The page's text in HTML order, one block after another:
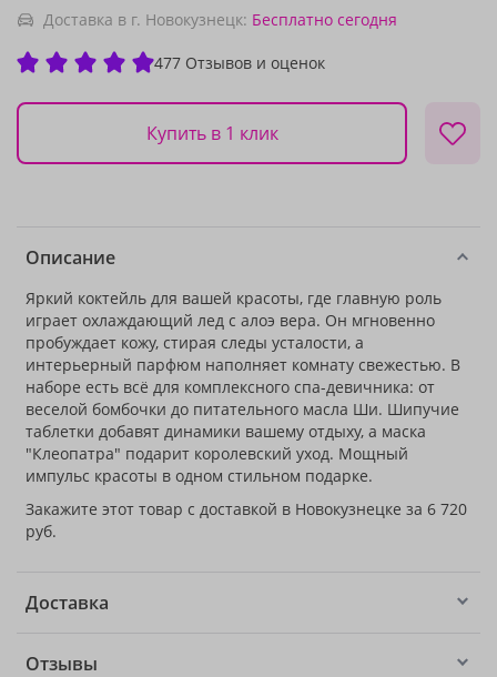
Доставка в г. Новокузнецк: Бесплатно сегодня
477 Отзывов и оценок
Купить в 1 клик
Описание
Яркий коктейль для вашей красоты, где главную роль
играет охлаждающий лед с алоэ вера. Он мгновенно
пробуждает кожу, стирая следы усталости, а
интерьерный парфюм наполняет комнату свежестью. В
наборе есть всё для комплексного спа-девичника: от
веселой бомбочки до питательного масла Ши. Шипучие
таблетки добавят динамики вашему отдыху, а маска
"Клеопатра" подарит королевский уход. Мощный
импульс красоты в одном стильном подарке.
Закажите этот товар с доставкой в Новокузнецке за 6 720
руб.
Доставка
Отзывы